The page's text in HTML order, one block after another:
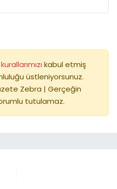
kabul etmiş
üstleniyorsunuz.
Zebra | Gerçeğin
tutulamaz.